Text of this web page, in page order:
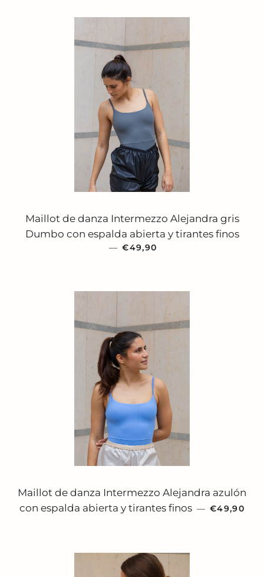
Maillot de danza Intermezzo Alejandra gris
Dumbo con espalda abierta y tirantes finos
— PRECIO HABITUAL
€49,90
Maillot de danza Intermezzo Alejandra azulón
con espalda abierta y tirantes finos — PRECIO
€49,90